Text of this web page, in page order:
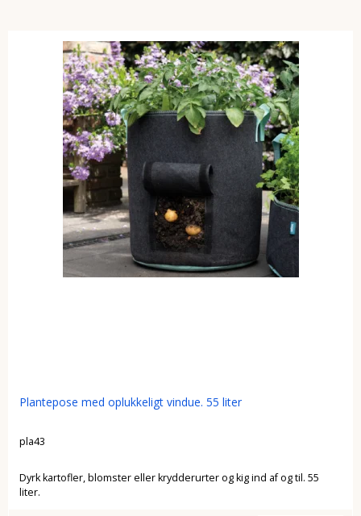
Plantepose med oplukkeligt vindue. 55 liter
pla43
Dyrk kartofler, blomster eller krydderurter og kig ind af og til. 55
liter.